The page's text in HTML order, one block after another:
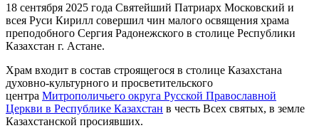
18 сентября 2025 года Святейший Патриарх Московский и
всея Руси Кирилл совершил чин малого освящения храма
преподобного Сергия Радонежского в столице Республики
Казахстан г. Астане.
Храм входит в состав строящегося в столице Казахстана
духовно-культурного и просветительского
центра Митрополичьего округа Русской Православной
Церкви в Республике Казахстан в честь Всех святых, в земле
Казахстанской просиявших.